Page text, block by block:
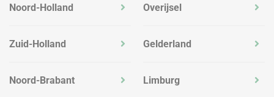
Noord-Holland
Zuid-Holland
Noord-Brabant
Overijsel
Gelderland
Limburg